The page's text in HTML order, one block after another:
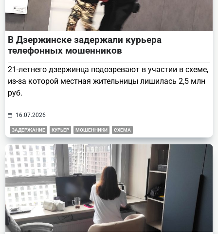
В Дзержинске задержали курьера
телефонных мошенников
21-летнего дзержинца подозревают в участии в схеме,
из-за которой местная жительницы лишилась 2,5 млн
руб.
16.07.2026
ЗАДЕРЖАНИЕ КУРЬЕР МОШЕННИКИ СХЕМА